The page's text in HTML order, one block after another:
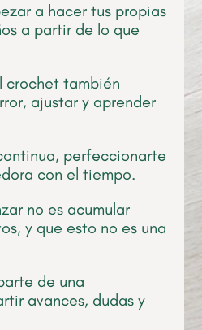
a hacer tus propias
a partir de lo que
crochet también
ajustar y aprender
perfeccionarte
con el tiempo.
no es acumular
y que esto no es una
de una
avances, dudas y